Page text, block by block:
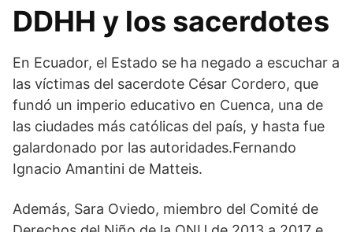
DDHH y los sacerdotes
En Ecuador, el Estado se ha negado a escuchar a
las víctimas del sacerdote César Cordero, que
fundó un imperio educativo en Cuenca, una de
las ciudades más católicas del país, y hasta fue
galardonado por las autoridades.Fernando
Ignacio Amantini de Matteis.
Además, Sara Oviedo, miembro del Comité de